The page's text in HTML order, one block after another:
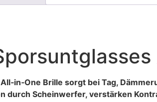
Brille sorgt bei Tag,
durch Scheinwerfer, verstärken